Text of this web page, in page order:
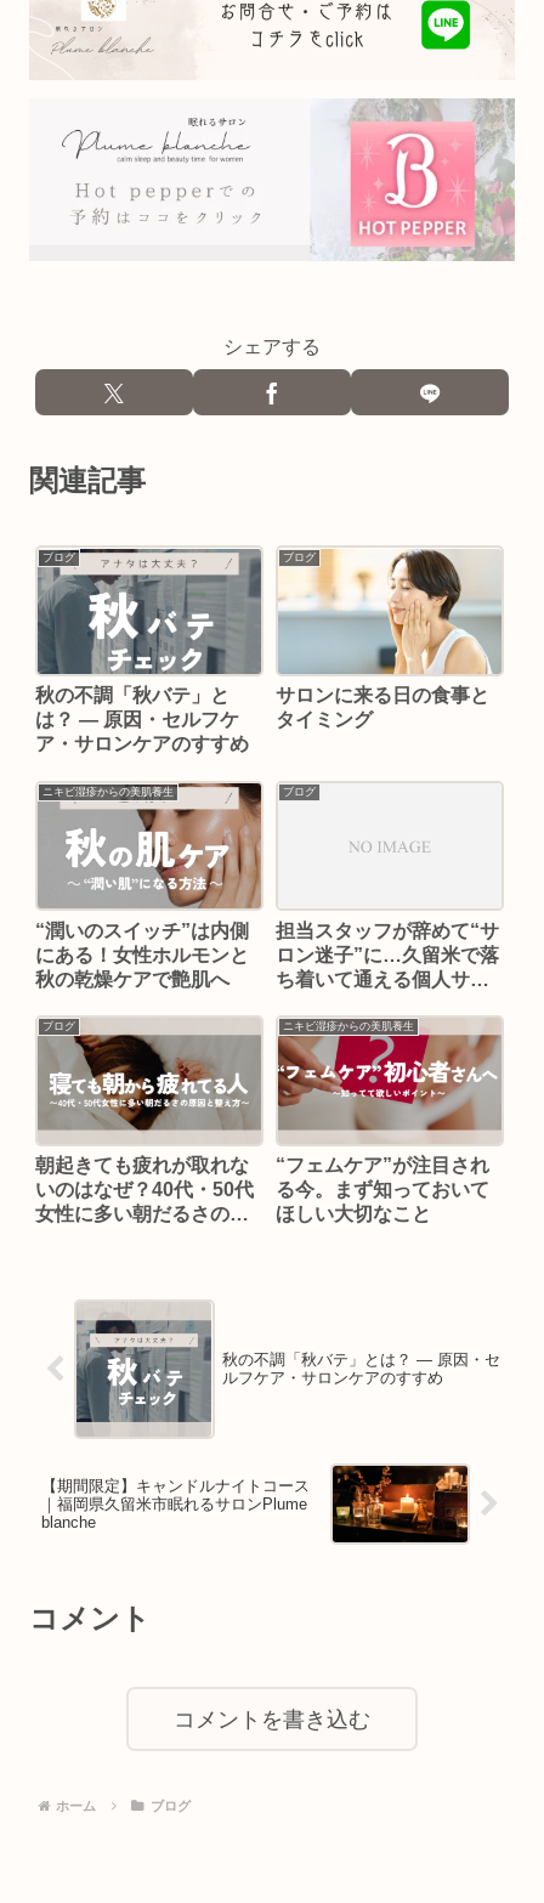
シェアする
関連記事
ブログ
秋の不調「秋バテ」と
は？ ― 原因・セルフケ
ア・サロンケアのすすめ
ブログ
サロンに来る日の食事と
タイミング
ニキビ湿疹からの美肌養生
“潤いのスイッチ”は内側
にある！女性ホルモンと
秋の乾燥ケアで艶肌へ
ブログ
担当スタッフが辞めて“サ
ロン迷子”に…久留米で落
ち着いて通える個人サロ
ブログ
朝起きても疲れが取れな
いのはなぜ？40代・50代
女性に多い朝だるさの原
ニキビ湿疹からの美肌養生
“フェムケア”が注目され
る今。まず知っておいて
ほしい大切なこと
秋の不調「秋バテ」とは？ ― 原因・セ
ルフケア・サロンケアのすすめ
【期間限定】キャンドルナイトコース
｜福岡県久留米市眠れるサロンPlume
blanche
コメント
コメントを書き込む
ホーム ブログ